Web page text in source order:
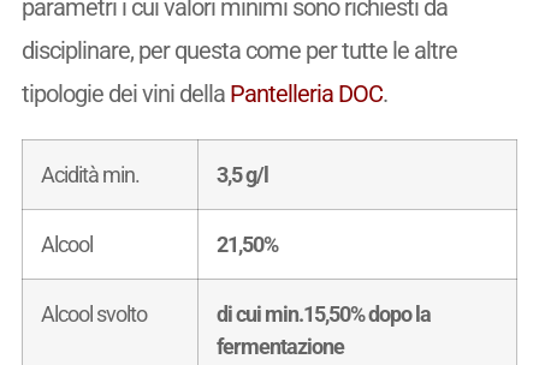
parametri i cui valori minimi sono richiesti da
disciplinare, per questa come per tutte le altre
tipologie dei vini della Pantelleria DOC.
Acidità min. 3,5 g/l
Alcool 21,50%
Alcool svolto
di cui min.15,50% dopo la
fermentazione